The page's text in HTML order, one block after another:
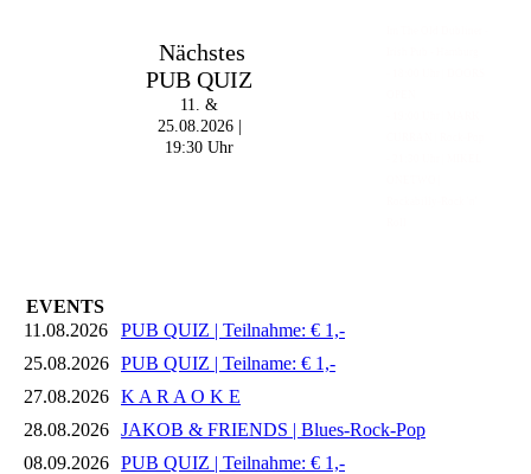
Nächstes
PUB QUIZ
11. &
25.08.2026 |
19:30 Uhr
EVENTS
11.08.2026
PUB QUIZ | Teilnahme: € 1,-
25.08.2026 PUB QUIZ | Teilname: € 1,-
27.08.2026 K A R A O K E
28.08.2026 JAKOB & FRIENDS | Blues-Rock-Pop
08.09.2026 PUB QUIZ | Teilnahme: € 1,-